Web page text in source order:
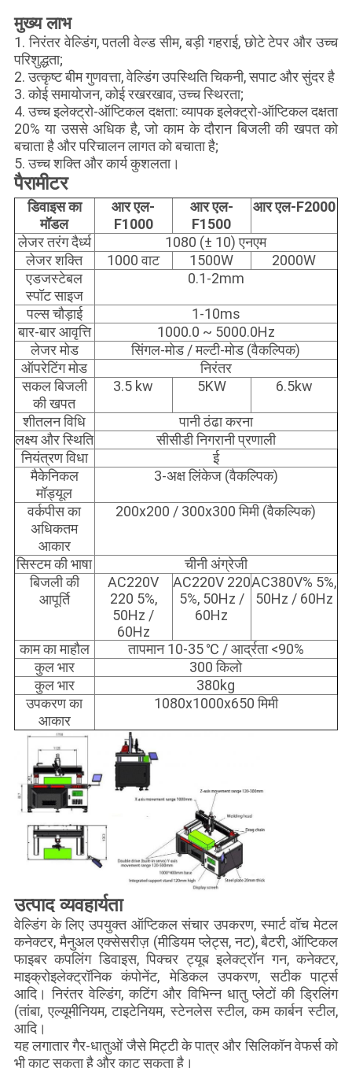
मुख्य लाभ
1. निरंतर वेल्डिंग, पतली वेल्ड सीम, बड़ी गहराई, छोटे टेपर और उच्च
परिशुद्धता;
2. उत्कृष्ट बीम गुणवत्ता, वेल्डिंग उपस्थिति चिकनी, सपाट और सुंदर है
3. कोई समायोजन, कोई रखरखाव, उच्च स्थिरता;
4. उच्च इलेक्ट्रो-ऑप्टिकल दक्षता: व्यापक इलेक्ट्रो-ऑप्टिकल दक्षता
20% या उससे अधिक है, जो काम के दौरान बिजली की खपत को
बचाता है और परिचालन लागत को बचाता है;
5. उच्च शक्ति और कार्य कुशलता।
पैरामीटर
डिवाइस का
मॉडल
आर एल-
F1000
आर एल-
F1500
आर एल-F2000
लेजर तरंग दैर्ध्य
1080 (± 10) एनएम
लेजर शक्ति
1000 वाट 1500W
2000W
एडजस्टेबल
स्पॉट साइज
0.1-2mm
पल्स चौड़ाई
1-10ms
बार-बार आवृत्ति
1000.0 ~ 5000.0Hz
लेजर मोड
सिंगल-मोड / मल्टी-मोड (वैकल्पिक)
ऑपरेटिंग मोड
निरंतर
सकल बिजली
की खपत
3.5 kw 5KW 6.5kw
शीतलन विधि
पानी ठंढा करना
लक्ष्य और स्थिति
सीसीडी निगरानी प्रणाली
नियंत्रण विधा
ई
मैकेनिकल
मॉड्यूल
3-अक्ष लिंकेज (वैकल्पिक)
वर्कपीस का
अधिकतम
आकार
200x200 / 300x300 मिमी (वैकल्पिक)
सिस्टम की भाषा
चीनी अंग्रेजी
बिजली की
आपूर्ति
AC220V
220 5%,
50Hz /
60Hz
AC220V 220
5%, 50Hz /
60Hz
AC380V% 5%,
50Hz / 60Hz
काम का माहौल
तापमान 10-35 ℃ / आर्द्रता <90%
कुल भार
300 किलो
कुल भार
380kg
उपकरण का
आकार
1080x1000x650 मिमी
उत्पाद व्यवहार्यता
वेल्डिंग के लिए उपयुक्त ऑप्टिकल संचार उपकरण, स्मार्ट वॉच मेटल
कनेक्टर, मैनुअल एक्सेसरीज़ (मीडियम प्लेट्स, नट), बैटरी, ऑप्टिकल
फाइबर कपलिंग डिवाइस, पिक्चर ट्यूब इलेक्ट्रॉन गन, कनेक्टर,
माइक्रोइलेक्ट्रॉनिक कंपोनेंट, मेडिकल उपकरण, सटीक पार्ट्स
आदि। निरंतर वेल्डिंग, कटिंग और विभिन्न धातु प्लेटों की ड्रिलिंग
(तांबा, एल्यूमीनियम, टाइटेनियम, स्टेनलेस स्टील, कम कार्बन स्टील,
आदि।
यह लगातार गैर-धातुओं जैसे मिट्टी के पात्र और सिलिकॉन वेफर्स को
भी काट सकता है और काट सकता है।